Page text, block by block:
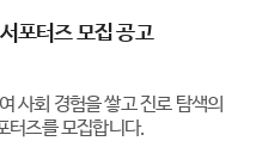
포터즈 모집 공고
사회 경험을 쌓고 진로 탐색의
터즈를 모집합니다.